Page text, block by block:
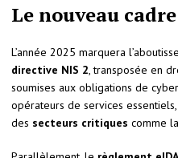
Le nouveau
L’année 2025 marquera
directive NIS 2, transposée en
soumises aux obligations de
opérateurs de services
des secteurs critiques comme